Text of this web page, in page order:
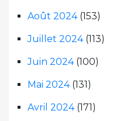
Août 2024(153)
Juillet 2024(113)
Juin 2024(100)
Mai 2024(131)
Avril 2024(171)